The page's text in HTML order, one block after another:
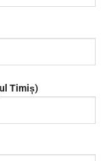
Timiș)